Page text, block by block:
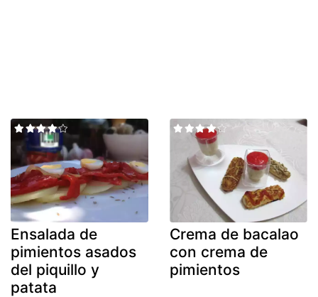
Ensalada de
pimientos asados
del piquillo y
patata
Crema de bacalao
con crema de
pimientos